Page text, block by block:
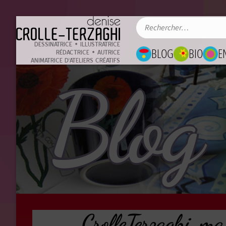
DESSINATRICE • ILLUSTRATRICE
RÉDACTRICE • AUTRICE
ANIMATRICE D'ATELIERS CRÉATIFS
BLOG BIO
Blog